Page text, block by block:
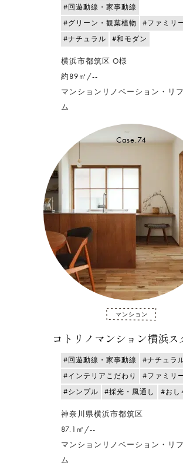
#回遊動線・家事動線
#グリーン・観葉植物
#ファミリ
#ナチュラル
#和モダン
横浜市都筑区 O様
約89㎡/--
マンションリノベーション・リ
ム
Case.74
マンション
コトリノマンション横浜ス
#回遊動線・家事動線
#ナチュラ
#インテリアこだわり
#ファミリ
#シンプル
#採光・風通し #おし
神奈川県横浜市都筑区
87.1㎡/--
マンションリノベーション・リ
ム